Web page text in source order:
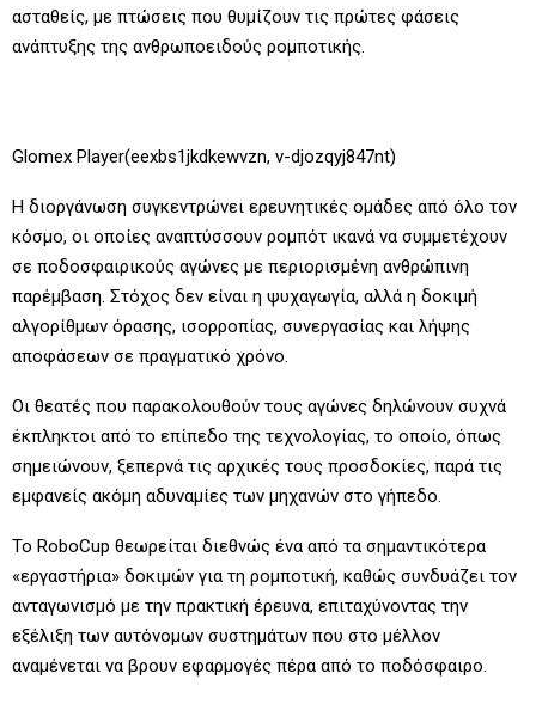
ασταθείς, με πτώσεις που θυμίζουν τις πρώτες φάσεις
ανάπτυξης της ανθρωποειδούς ρομποτικής.
Glomex Player(eexbs1jkdkewvzn, v-djozqyj847nt)
Η διοργάνωση συγκεντρώνει ερευνητικές ομάδες από όλο τον
κόσμο, οι οποίες αναπτύσσουν ρομπότ ικανά να συμμετέχουν
σε ποδοσφαιρικούς αγώνες με περιορισμένη ανθρώπινη
παρέμβαση. Στόχος δεν είναι η ψυχαγωγία, αλλά η δοκιμή
αλγορίθμων όρασης, ισορροπίας, συνεργασίας και λήψης
αποφάσεων σε πραγματικό χρόνο.
Οι θεατές που παρακολουθούν τους αγώνες δηλώνουν συχνά
έκπληκτοι από το επίπεδο της τεχνολογίας, το οποίο, όπως
σημειώνουν, ξεπερνά τις αρχικές τους προσδοκίες, παρά τις
εμφανείς ακόμη αδυναμίες των μηχανών στο γήπεδο.
Το RoboCup θεωρείται διεθνώς ένα από τα σημαντικότερα
«εργαστήρια» δοκιμών για τη ρομποτική, καθώς συνδυάζει τον
ανταγωνισμό με την πρακτική έρευνα, επιταχύνοντας την
εξέλιξη των αυτόνομων συστημάτων που στο μέλλον
αναμένεται να βρουν εφαρμογές πέρα από το ποδόσφαιρο.